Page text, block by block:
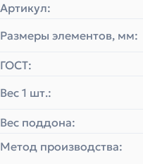
Артикул:
Размеры элементов, мм:
ГОСТ:
Вес 1 шт.:
Вес поддона:
Метод производства: